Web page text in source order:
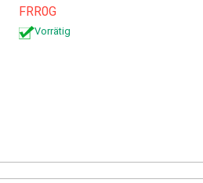
FRR0G
Vorrätig